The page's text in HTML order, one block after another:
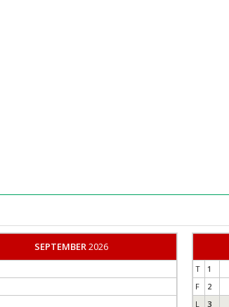
SEPTEMBER2026
T
1
F
2
L
3